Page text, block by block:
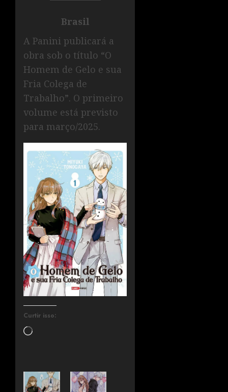
Brasil
A Panini publicará a
obra sob o título “O
Homem de Gelo e sua
Fria Colega de
Trabalho”. O primeiro
volume está previsto
para março/2025.
Curtir isso: